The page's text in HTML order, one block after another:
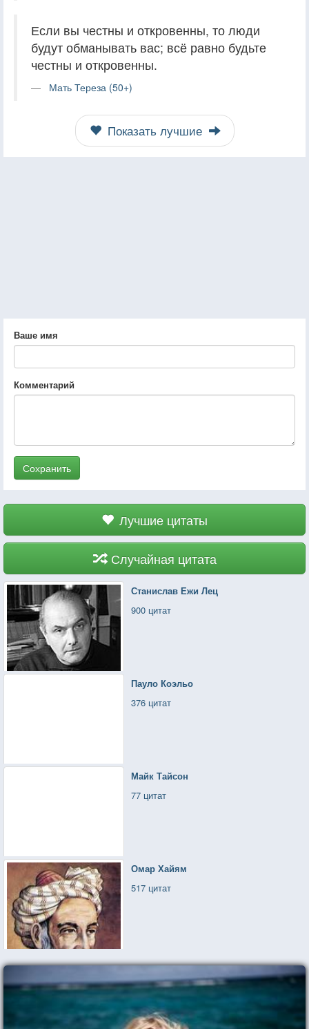
Если вы честны и откровенны, то люди
будут обманывать вас; всё равно будьте
честны и откровенны.
Мать Тереза (50+)
Показать лучшие
Ваше имя
Комментарий
Сохранить
Лучшие цитаты
Случайная цитата
Станислав Ежи Лец
900 цитат
Пауло Коэльо
376 цитат
Майк Тайсон
77 цитат
Омар Хайям
517 цитат